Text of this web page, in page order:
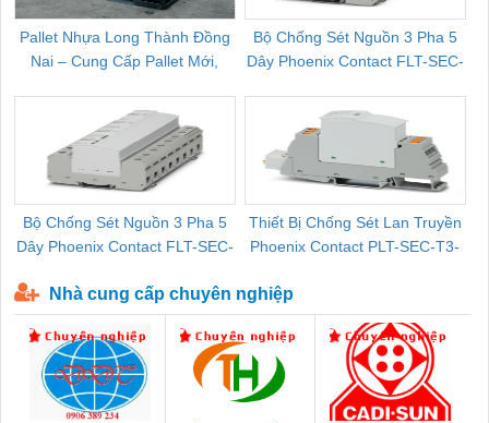
Pallet Nhựa Long Thành Đồng
Nai – Cung Cấp Pallet Mới,
Bộ Chống Sét Nguồn 3 Pha 5
Dây Phoenix Contact FLT-SEC-
Bộ Chống Sét Nguồn 3 Pha 5
Dây Phoenix Contact FLT-SEC-
Thiết Bị Chống Sét Lan Truyền
Phoenix Contact PLT-SEC-T3-
Nhà cung cấp chuyên nghiệp